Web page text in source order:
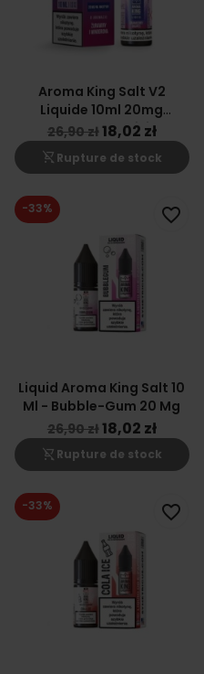
Aroma King Salt V2
Liquide 10ml 20mg
Cranberry Raisin
26,90 zł18,02 zł
shopping_cart_off Rupture de stock
Liquid Aroma King Salt 10
Ml - Bubble-Gum 20 Mg
26,90 zł18,02 zł
shopping_cart_off Rupture de stock
-33% favorite_border
-33% favorite_border